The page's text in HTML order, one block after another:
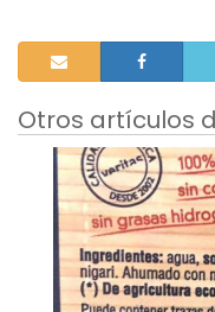
Otros artículos